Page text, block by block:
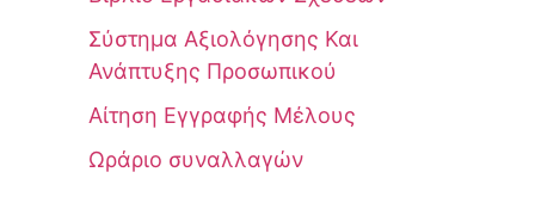
Σύστημα Αξιολόγησης Και
Ανάπτυξης Προσωπικού
Αίτηση Εγγραφής Μέλους
Ωράριο συναλλαγών